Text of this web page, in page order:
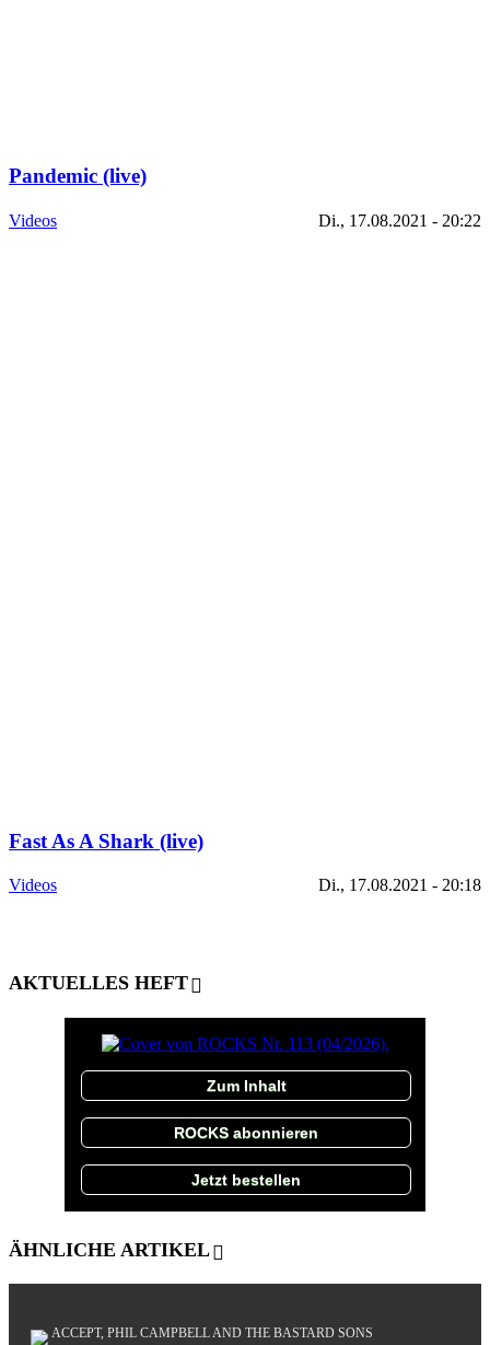
Pandemic (live)
Videos Di., 17.08.2021 - 20:22
Fast As A Shark (live)
Videos Di., 17.08.2021 - 20:18
AKTUELLES HEFT
Zum Inhalt
ROCKS abonnieren
Jetzt bestellen
ÄHNLICHE ARTIKEL
ACCEPT, PHIL CAMPBELL AND THE BASTARD SONS